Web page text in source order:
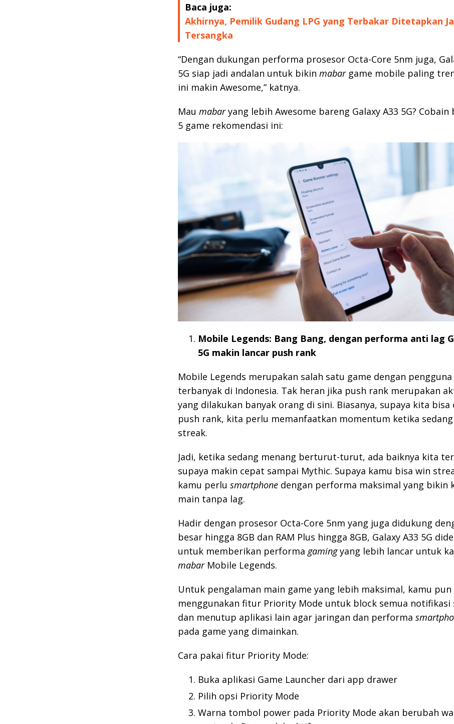
Baca juga:
Akhirnya, Pemilik Gudang LPG yang Terbakar Ditetapkan
Tersangka
“Dengan dukungan performa prosesor Octa-Core 5nm juga,
5G siap jadi andalan untuk bikin mabar game mobile paling
ini makin Awesome,” katnya.
Mau mabaryang lebih Awesome bareng Galaxy A33 5G?
5 game rekomendasi ini:
Mobile Legends: Bang Bang, dengan performa anti lag
5G makin lancar push rank
Mobile Legends merupakan salah satu game dengan
terbanyak di Indonesia. Tak heran jika push rank merupakan
yang dilakukan banyak orang di sini. Biasanya, supaya kita bisa
push rank, kita perlu memanfaatkan momentum ketika
streak.
Jadi, ketika sedang menang berturut-turut, ada baiknya kita
supaya makin cepat sampai Mythic. Supaya kamu bisa win
kamu perlu smartphonedengan performa maksimal yang bikin
main tanpa lag.
Hadir dengan prosesor Octa-Core 5nm yang juga didukung
besar hingga 8GB dan RAM Plus hingga 8GB, Galaxy A33 5G
untuk memberikan performa gamingyang lebih lancar untuk
mabarMobile Legends.
Untuk pengalaman main game yang lebih maksimal, kamu pun
menggunakan fitur Priority Mode untuk block semua notifikasi
dan menutup aplikasi lain agar jaringan dan performa
pada game yang dimainkan.
Cara pakai fitur Priority Mode:
Buka aplikasi Game Launcher dari app drawer
Pilih opsi Priority Mode
Warna tombol power pada Priority Mode akan berubah